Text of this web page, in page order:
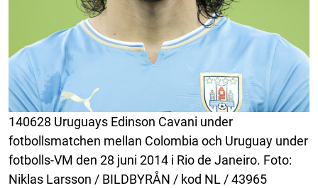
140628 Uruguays Edinson Cavani under
fotbollsmatchen mellan Colombia och Uruguay under
fotbolls-VM den 28 juni 2014 i Rio de Janeiro. Foto:
Niklas Larsson / BILDBYRÅN / kod NL / 43965